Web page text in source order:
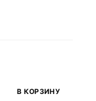
В КОРЗИНУ